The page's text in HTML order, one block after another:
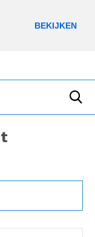
BEKIJKEN